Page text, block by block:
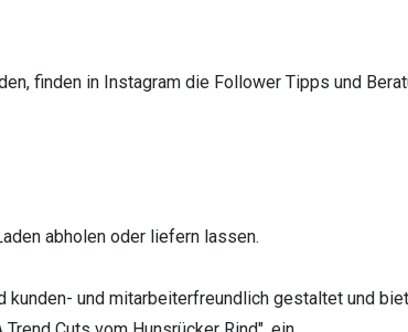
finden in Instagram die Follower Tipps und
abholen oder liefern lassen.
kunden- und mitarbeiterfreundlich gestaltet und